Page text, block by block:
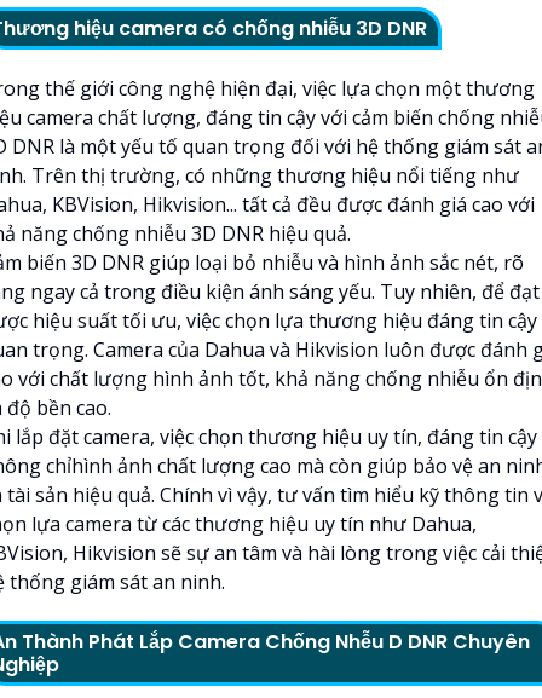
hiệu camera có chống nhiễu 3D DNR
thế giới công nghệ hiện đại, việc lựa chọn một thương
camera chất lượng, đáng tin cậy với cảm biến chống
DNR là một yếu tố quan trọng đối với hệ thống giám sát
Trên thị trường, có những thương hiệu nổi tiếng như
KBVision, Hikvision... tất cả đều được đánh giá cao với
năng chống nhiễu 3D DNR hiệu quả.
biến 3D DNR giúp loại bỏ nhiễu và hình ảnh sắc nét, rõ
ngay cả trong điều kiện ánh sáng yếu. Tuy nhiên, để đạt
hiệu suất tối ưu, việc chọn lựa thương hiệu đáng tin cậy
trọng. Camera của Dahua và Hikvision luôn được đánh
với chất lượng hình ảnh tốt, khả năng chống nhiễu ổn
độ bền cao.
lắp đặt camera, việc chọn thương hiệu uy tín, đáng tin cậy
chỉhình ảnh chất lượng cao mà còn giúp bảo vệ an
tài sản hiệu quả. Chính vì vậy, tư vấn tìm hiểu kỹ thông tin
lựa camera từ các thương hiệu uy tín như Dahua,
Hikvision sẽ sự an tâm và hài lòng trong việc cải
thống giám sát an ninh.
Thành Phát Lắp Camera Chống Nhễu D DNR Chuyên